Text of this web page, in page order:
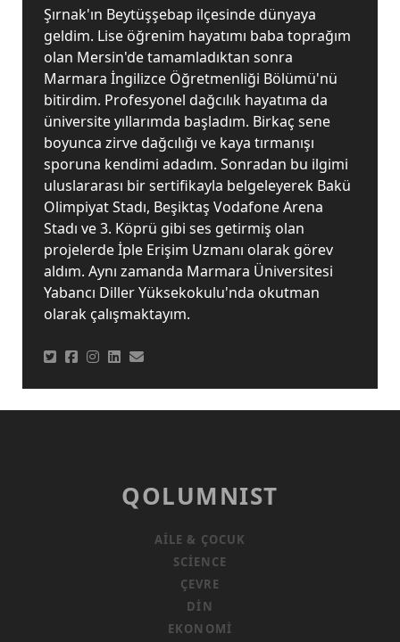
Şırnak'ın Beytüşşebap ilçesinde dünyaya
geldim. Lise öğrenim hayatımı baba toprağım
olan Mersin'de tamamladıktan sonra
Marmara İngilizce Öğretmenliği Bölümü'nü
bitirdim. Profesyonel dağcılık hayatıma da
üniversite yıllarımda başladım. Birkaç sene
boyunca zirve dağcılığı ve kaya tırmanışı
sporuna kendimi adadım. Sonradan bu ilgimi
uluslararası bir sertifikayla belgeleyerek Bakü
Olimpiyat Stadı, Beşiktaş Vodafone Arena
Stadı ve 3. Köprü gibi ses getirmiş olan
projelerde İple Erişim Uzmanı olarak görev
aldım. Aynı zamanda Marmara Üniversitesi
Yabancı Diller Yüksekokulu'nda okutman
olarak çalışmaktayım.
QOLUMNIST
AILE & ÇOCUK
SCIENCE
ÇEVRE
DIN
EKONOMI